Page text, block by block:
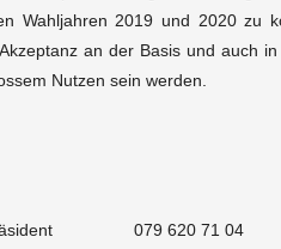
Wahljahren 2019 und 2020 zu
an der Basis und auch
Nutzen sein werden.
079 620 71 04